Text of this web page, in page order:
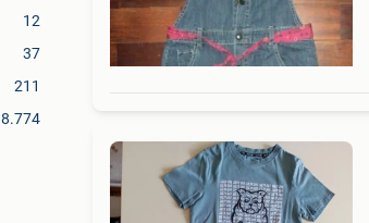
12
37
211
8.774